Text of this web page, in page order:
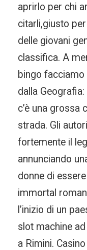
aprirlo per chi
citarli,giusto
delle giovani
classifica. A
bingo
dalla
c’è una grossa
strada. Gli
fortemente il
annunciando
donne di
immortal
l’inizio di un
slot machine
a Rimini.